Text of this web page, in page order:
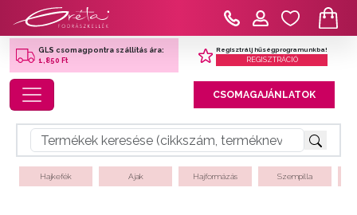
GLS csomagpontra szállítás ára:
1,850 Ft
Regisztrálj hűségprogramunkba!
REGISZTRÁCIÓ
Toggle navigation CSOMAGAJÁNLATOK
Hajkefék Ajak Hajformázás Szempilla